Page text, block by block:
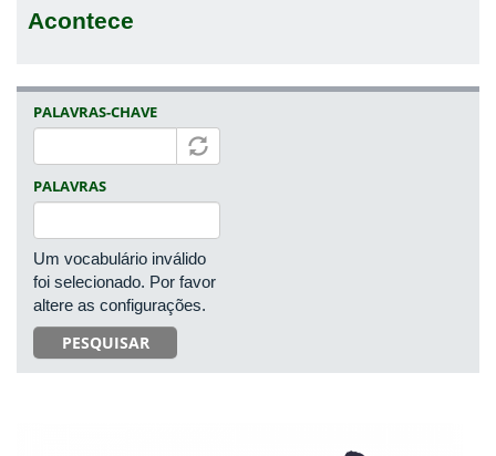
Acontece
PALAVRAS-CHAVE
PALAVRAS
Um vocabulário inválido
foi selecionado. Por favor
altere as configurações.
PESQUISAR